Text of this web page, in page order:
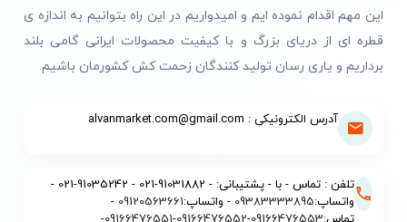
این مهم اقدام نموده ایم و امیدواریم در این راه بتوانیم به اندازه ی
قطره ای از دریای بزرگ و با کیفیت محصولات ایرانی گامی بلند
برداریم و یاری رسان تولید کنندگان زحمت کش کشورمان باشیم.
آدرس الکترونیکی : alvanmarket.com@gmail.com
تلفن : تماس - با - پشتیبانی: - 91031882-021 - 91035242-021 -
واتساپ:09383333895 - واتساپ:09120563661
-